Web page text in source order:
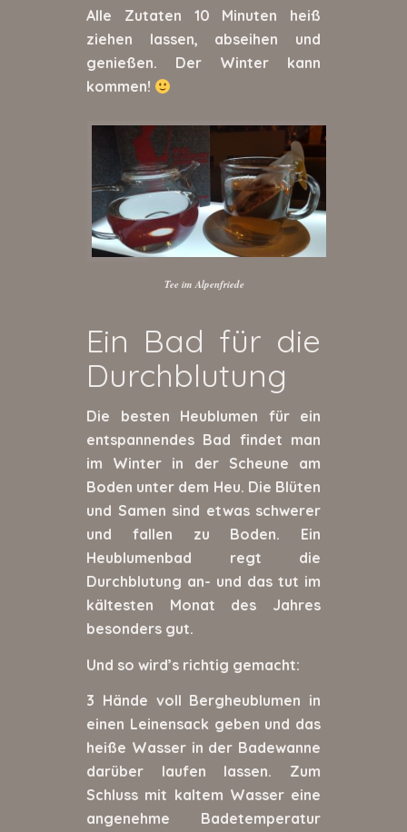
Alle Zutaten 10 Minuten heiß
ziehen lassen, abseihen und
genießen. Der Winter kann
kommen!
Tee im Alpenfriede
Ein Bad für die
Durchblutung
Die besten Heublumen für ein
entspannendes Bad findet man
im Winter in der Scheune am
Boden unter dem Heu. Die Blüten
und Samen sind etwas schwerer
und fallen zu Boden. Ein
Heublumenbad regt die
Durchblutung an- und das tut im
kältesten Monat des Jahres
besonders gut.
Und so wird’s richtig gemacht:
3 Hände voll Bergheublumen in
einen Leinensack geben und das
heiße Wasser in der Badewanne
darüber laufen lassen. Zum
Schluss mit kaltem Wasser eine
angenehme Badetemperatur